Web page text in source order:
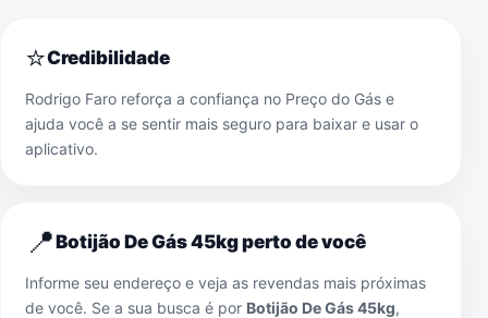
⭐Credibilidade
Rodrigo Faro reforça a confiança no Preço do Gás e
ajuda você a se sentir mais seguro para baixar e usar o
aplicativo.
📍Botijão De Gás 45kg perto de você
Informe seu endereço e veja as revendas mais próximas
de você. Se a sua busca é por Botijão De Gás 45kg,